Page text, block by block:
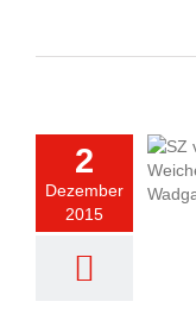
2
Dezember
2015